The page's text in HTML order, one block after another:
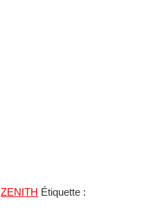
ZENITH Étiquette :